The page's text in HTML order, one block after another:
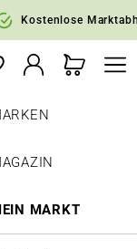
Kostenlose
MARKT